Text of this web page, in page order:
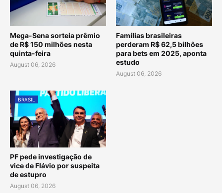
Mega-Sena sorteia prêmio
de R$ 150 milhões nesta
quinta-feira
August 06, 2026
Famílias brasileiras
perderam R$ 62,5 bilhões
para bets em 2025, aponta
estudo
August 06, 2026
BRASIL
PF pede investigação de
vice de Flávio por suspeita
de estupro
August 06, 2026